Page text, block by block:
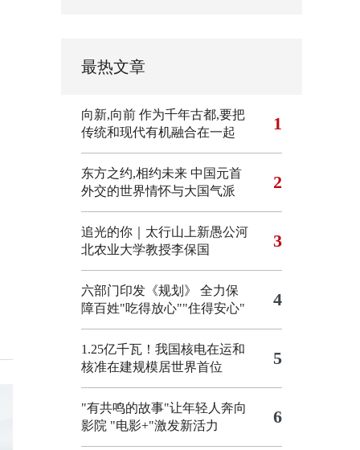
最热文章
向新,向前 作为千年古都,要把
传统和现代有机融合在一起
1
东方之约,相约未来 中国元首
外交的世界情怀与大国气派
2
追光的你｜太行山上新愚公河
北农业大学教授李保国
3
六部门印发《规划》 全力保
障百姓"吃得放心""住得安心"
4
1.25亿千瓦！我国核电在运和
核准在建规模居世界首位
5
"有共鸣的故事"让年轻人奔向
影院 "电影+"激发新活力 6